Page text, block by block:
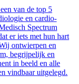
van de top 5
en cardio-
Spectrum
er iets met hun hart
ontwierpen en
begrijpelijk en
in beeld en alle
vindbaar uitgelegd.